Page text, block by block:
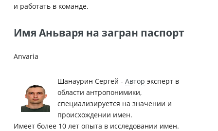
и работать в команде.
Имя Аньваря на загран паспорт
Anvaria
Шанаурин Сергей - Автор эксперт в
области антропонимики,
специализируется на значении и
происхождении имен.
Имеет более 10 лет опыта в исследовании имен.